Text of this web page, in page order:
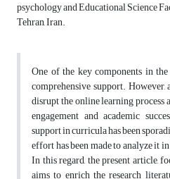
psychology and Educational Science
Tehran, Iran.
One of the key components in
comprehensive support.
disrupt the online learning
engagement and academic
support in curricula has been
effort has been made to analyze it
In this regard, the present article,